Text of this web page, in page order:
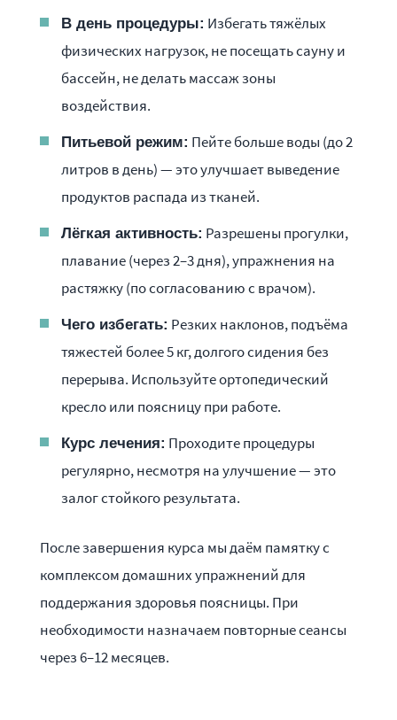
В день процедуры: Избегать тяжёлых
физических нагрузок, не посещать сауну и
бассейн, не делать массаж зоны
воздействия.
Питьевой режим: Пейте больше воды (до 2
литров в день) — это улучшает выведение
продуктов распада из тканей.
Лёгкая активность: Разрешены прогулки,
плавание (через 2–3 дня), упражнения на
растяжку (по согласованию с врачом).
Чего избегать: Резких наклонов, подъёма
тяжестей более 5 кг, долгого сидения без
перерыва. Используйте ортопедический
кресло или поясницу при работе.
Курс лечения: Проходите процедуры
регулярно, несмотря на улучшение — это
залог стойкого результата.
После завершения курса мы даём памятку с
комплексом домашних упражнений для
поддержания здоровья поясницы. При
необходимости назначаем повторные сеансы
через 6–12 месяцев.